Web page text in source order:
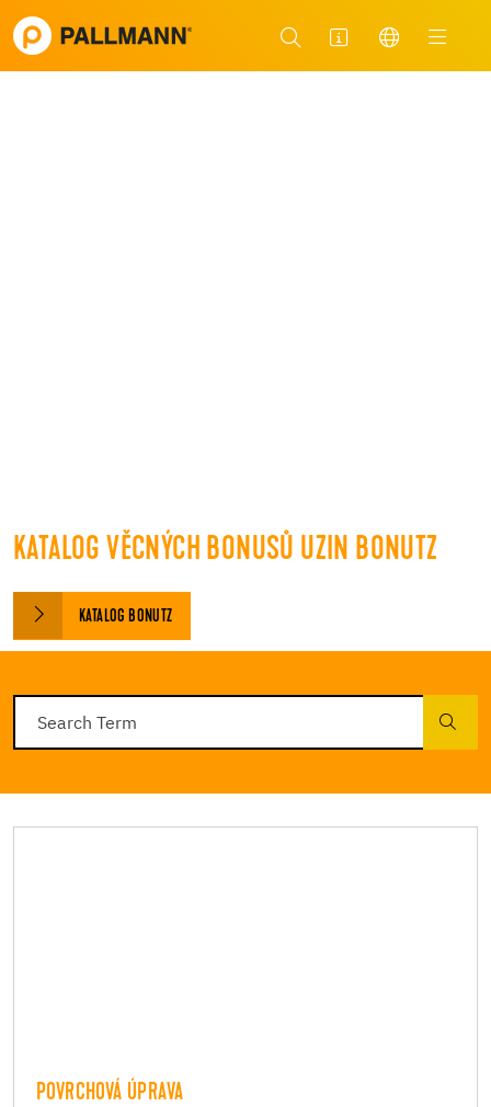
KATALOG VĚCNÝCH BONUSŮ UZIN BONUTZ
KATALOG BONUTZ
POVRCHOVÁ ÚPRAVA